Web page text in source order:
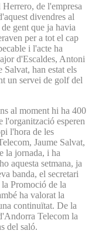
de l'empresa
divendres al
gent que ja havia
per a tot el cap
i l'acte ha
d'Escaldes, Antoni
han estat els
un servei de golf del
al moment hi ha 400
l'organització esperen
l'hora de les
Jaume Salvat,
la jornada, i ha
aquesta setmana, ja
banda, el secretari
Promoció de la
ha valorat la
continuïtat. De la
Telecom la
del saló.